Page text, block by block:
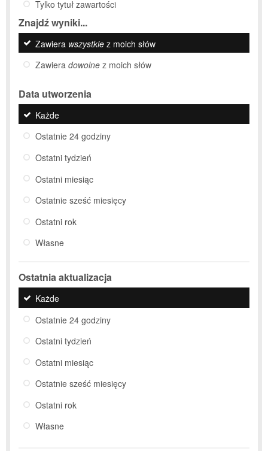
Tylko tytuł zawartości
Znajdź wyniki...
Zawiera wszystkie z moich słów
Zawiera dowolne z moich słów
Data utworzenia
Każde
Ostatnie 24 godziny
Ostatni tydzień
Ostatni miesiąc
Ostatnie sześć miesięcy
Ostatni rok
Własne
Ostatnia aktualizacja
Każde
Ostatnie 24 godziny
Ostatni tydzień
Ostatni miesiąc
Ostatnie sześć miesięcy
Ostatni rok
Własne